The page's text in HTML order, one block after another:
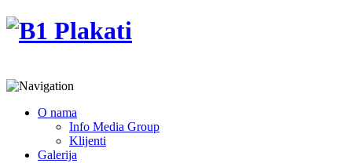
O nama
Info Media Group
Klijenti
Galerija